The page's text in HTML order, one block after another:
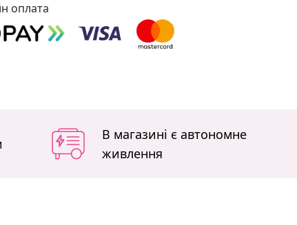
оплата
В магазині є автономне
живлення